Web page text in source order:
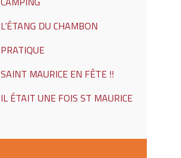
L’ÉTANG DU CHAMBON
PRATIQUE
SAINT MAURICE EN FÊTE !!
IL ÉTAIT UNE FOIS ST MAURICE